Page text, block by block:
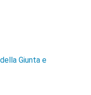
Giunta e